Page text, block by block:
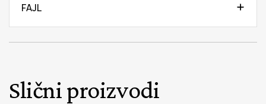
FAJL
Slični proizvodi